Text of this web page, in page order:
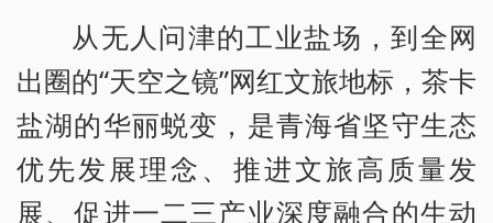
从无人问津的工业盐场，到全网
出圈的“天空之镜”网红文旅地标，茶卡
盐湖的华丽蜕变，是青海省坚守生态
优先发展理念、推进文旅高质量发
展、促进一二三产业深度融合的生动